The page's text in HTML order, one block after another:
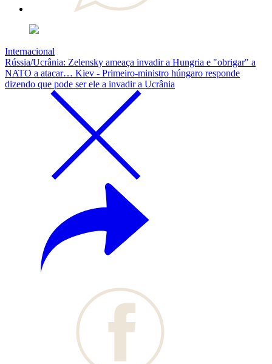
Internacional
Rússia/Ucrânia: Zelensky ameaça invadir a Hungria e "obrigar" a
NATO a atacar… Kiev - Primeiro-ministro húngaro responde
dizendo que pode ser ele a invadir a Ucrânia